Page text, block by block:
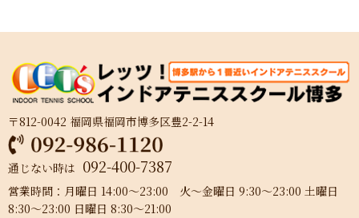
〒812-0042 福岡県福岡市博多区豊2-2-14
通じない時は 092-400-7387
営業時間：月曜日 14:00～23:00 火～金曜日 9:30～23:00 土曜日
8:30～23:00 日曜日 8:30～21:00